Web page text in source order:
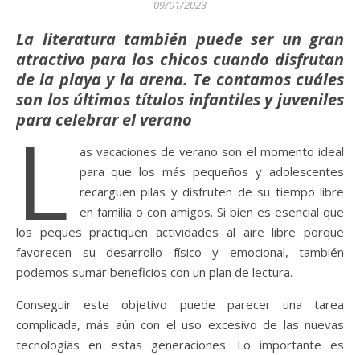
09/01/2023
La literatura también puede ser un gran
atractivo para los chicos cuando disfrutan
de la playa y la arena. Te contamos cuáles
son los últimos títulos infantiles y juveniles
para celebrar el verano
L
as vacaciones de verano son el momento ideal
para que los más pequeños y adolescentes
recarguen pilas y disfruten de su tiempo libre
en familia o con amigos. Si bien es esencial que
los peques practiquen actividades al aire libre porque
favorecen su desarrollo físico y emocional, también
podemos sumar beneficios con un plan de lectura.
Conseguir este objetivo puede parecer una tarea
complicada, más aún con el uso excesivo de las nuevas
tecnologías en estas generaciones. Lo importante es